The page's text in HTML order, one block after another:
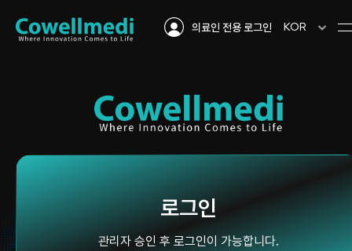
의료인 전용 로그인 KOR
로그인
관리자 승인 후 로그인이 가능합니다.